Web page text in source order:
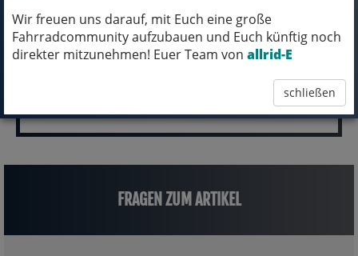
Wir freuen uns darauf, mit Euch eine große
Fahrradcommunity aufzubauen und Euch künftig noch
direkter mitzunehmen! Euer Team von allrid-E
schließen
1.499,00 EUR
FRAGEN ZUM ARTIKEL